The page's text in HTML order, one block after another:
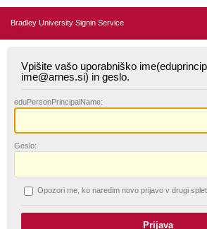
Bradley University Signin Service
Vpišite vašo uporabniško
ime@arnes.si) in geslo.
eduPersonPrincipalName:
Geslo:
Opozori me, ko naredim novo prijavo v drugi